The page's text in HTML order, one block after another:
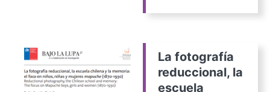
La fotografía
reduccional, la
escuela